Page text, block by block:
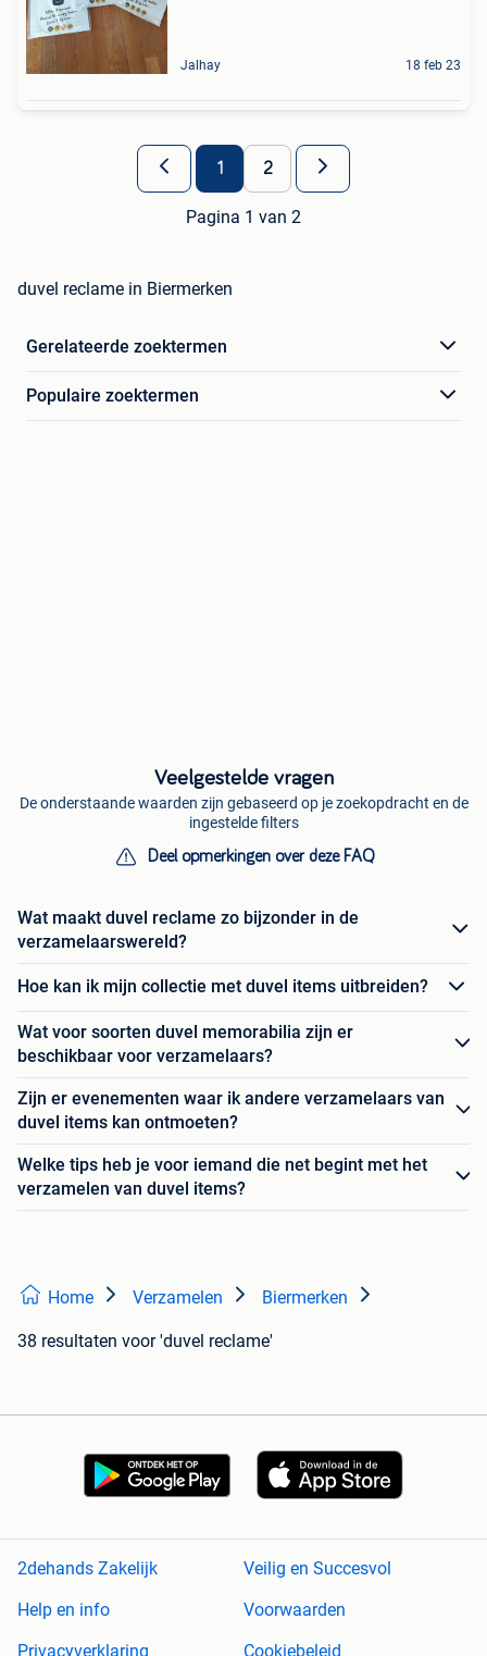
Jalhay 18 feb 23
1 2
Pagina 1 van 2
duvel reclame in Biermerken
Gerelateerde zoektermen
Populaire zoektermen
Veelgestelde vragen
De onderstaande waarden zijn gebaseerd op je zoekopdracht en de
ingestelde filters
Deel opmerkingen over deze FAQ
Wat maakt duvel reclame zo bijzonder in de
verzamelaarswereld?
Hoe kan ik mijn collectie met duvel items uitbreiden?
Wat voor soorten duvel memorabilia zijn er
beschikbaar voor verzamelaars?
Zijn er evenementen waar ik andere verzamelaars van
duvel items kan ontmoeten?
Welke tips heb je voor iemand die net begint met het
verzamelen van duvel items?
Home Verzamelen Biermerken
38 resultaten voor 'duvel reclame'
2dehands Zakelijk
Veilig en Succesvol
Help en info
Voorwaarden
Privacyverklaring
Cookiebeleid